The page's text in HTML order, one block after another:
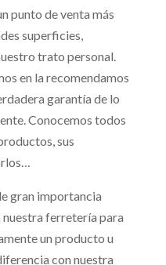
punto de venta más
superficies,
trato personal.
en la recomendamos
garantía de lo
Conocemos todos
sus
gran importancia
nuestra ferretería para
un producto u
con nuestra